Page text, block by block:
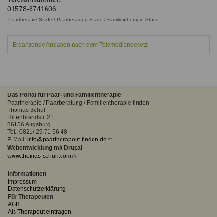
Seminare und Kurse
Fortbildungen
Ausbildungsinstitute
Fortbildungen
Passwort*
vergessen?
Anmelden
Sitemap
Formular zur Registrierung
01578-8741606
Paartherapie Stade / Paarberatung Stade / Familientherapie Stade
Ergänzende Angaben nach dem Telemediengesetz
Das Portal für Paar- und Familientherapie
Paartherapie / Paarberatung / Familientherapie finden
Thomas Schuh
Hillenbrandstr. 21
86156 Augsburg
Tel.: 0821/ 29 71 56 48
E-Mail: info@paartherapeut-finden.de (link
Webentwicklung mit Drupal
www.thomas-schuh.com(link
Informationen
Impressum
Datenschutzerklärung
Für Therapeuten
AGB
Als Therapeut eintragen